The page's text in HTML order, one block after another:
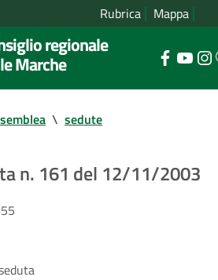
Rubrica Mappa
regionale
Marche
\ sedute
n. 161 del 12/11/2003